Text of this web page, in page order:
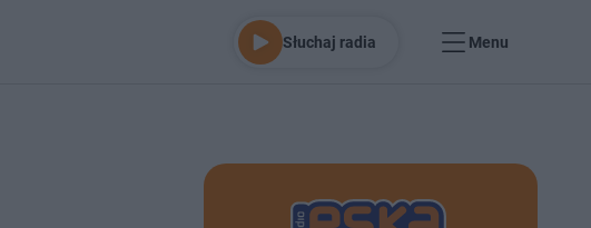
Słuchaj radia Menu